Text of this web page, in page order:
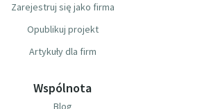
Zarejestruj się jako firma
Opublikuj projekt
Artykuły dla firm
Wspólnota
Blog